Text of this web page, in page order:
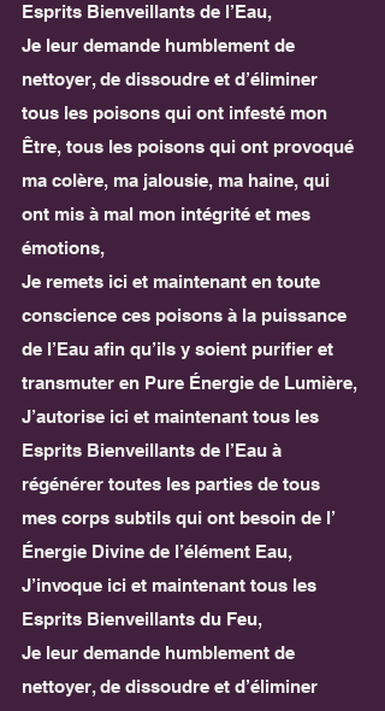
Esprits Bienveillants de l’Eau,
Je leur demande humblement de
nettoyer, de dissoudre et d’éliminer
tous les poisons qui ont infesté mon
Être, tous les poisons qui ont provoqué
ma colère, ma jalousie, ma haine, qui
ont mis à mal mon intégrité et mes
émotions,
Je remets ici et maintenant en toute
conscience ces poisons à la puissance
de l’Eau afin qu’ils y soient purifier et
transmuter en Pure Énergie de Lumière,
J’autorise ici et maintenant tous les
Esprits Bienveillants de l’Eau à
régénérer toutes les parties de tous
mes corps subtils qui ont besoin de l’
Énergie Divine de l’élément Eau,
J’invoque ici et maintenant tous les
Esprits Bienveillants du Feu,
Je leur demande humblement de
nettoyer, de dissoudre et d’éliminer